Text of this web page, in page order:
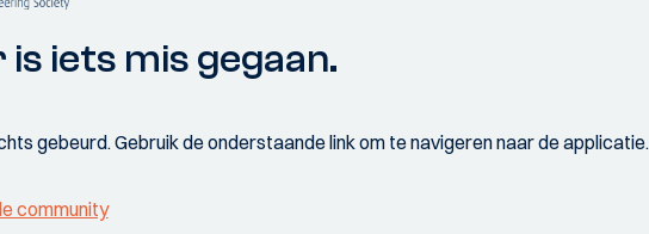
is iets mis gegaan.
gebeurd. Gebruik de onderstaande link om te navigeren naar de applicatie.
community